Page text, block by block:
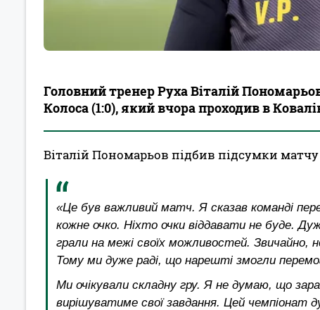
Головний тренер Руха Віталій
Колоса (1:0), який вчора проходив в
Віталій Пономарьов підбив підсумки
«Це був важливий матч. Я сказав команді
кожне очко. Ніхто очки віддавати не буде.
грали на межі своїх можливостей. Звичайно,
Тому ми дуже раді, що нарешті змогли
Ми очікували складну гру. Я не думаю, що
вирішуватиме свої завдання. Цей чемпіонат